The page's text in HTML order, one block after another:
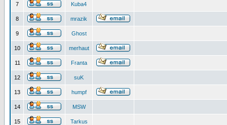
7 Kuba4
8 mrazik
9 Ghost
10 merhaut
11 Franta
12 suK
13 humpf
14 MSW
15 Tarkus